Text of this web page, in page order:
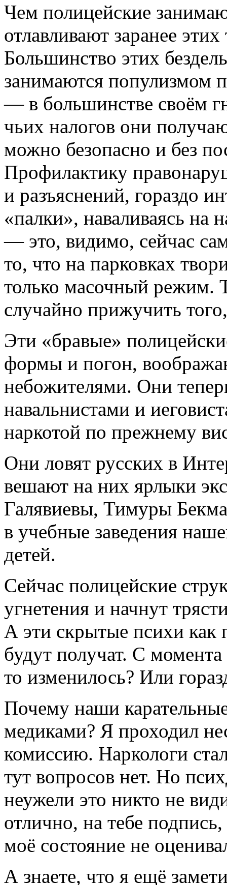
Чем полицейские
отлавливают заранее
Большинство этих
занимаются популизмом
— в большинстве своём
чьих налогов они
можно безопасно и без
Профилактику
и разъяснений, гораздо
«палки», наваливаясь на
— это, видимо, сейчас
то, что на парковках
только масочный режим.
случайно прижучить
Эти «бравые»
формы и погон,
небожителями. Они
навальнистами и
наркотой по прежнему
Они ловят русских в
вешают на них ярлыки
Галявиевы, Тимуры
в учебные заведения
детей.
Сейчас полицейские
угнетения и начнут
А эти скрытые психи как
будут получат. С
то изменилось? Или
Почему наши
медиками? Я проходил
комиссию. Наркологи
тут вопросов нет. Но
неужели это никто не
отлично, на тебе
моё состояние не
А знаете, что я ещё